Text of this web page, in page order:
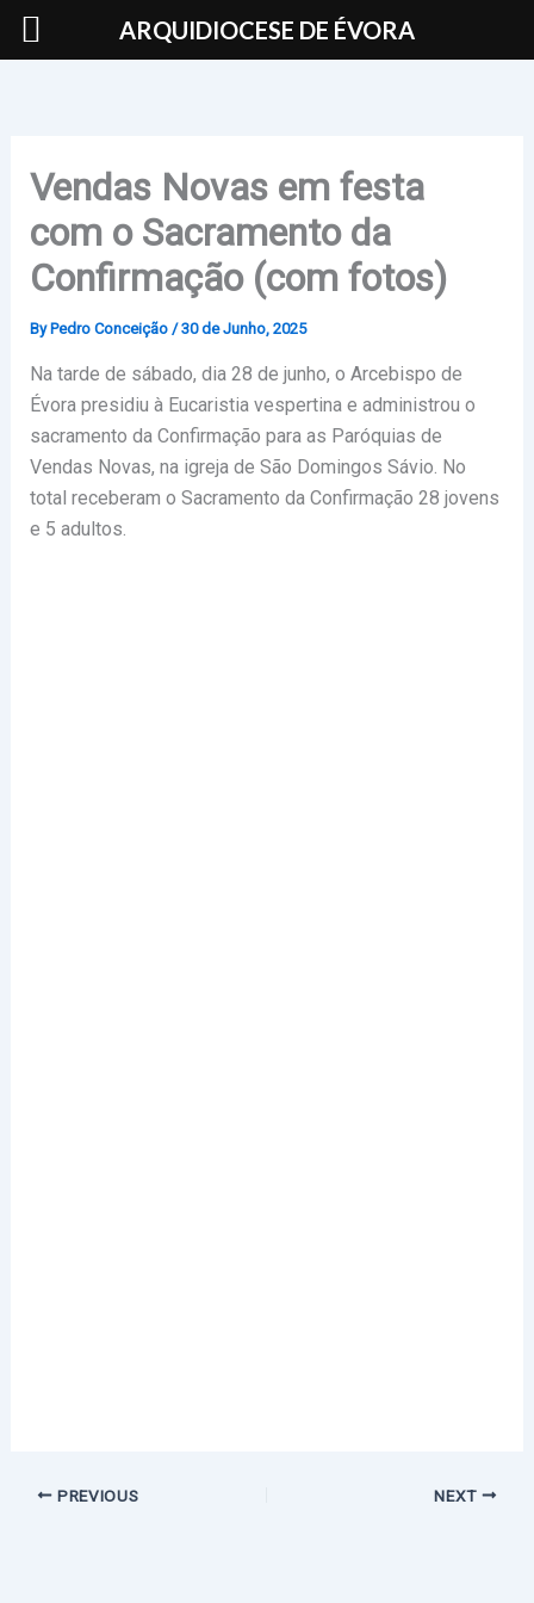
Skip
Vendas Novas em festa
com o Sacramento da
Confirmação (com fotos)
By Pedro Conceição /30 de Junho, 2025
Na tarde de sábado, dia 28 de junho, o Arcebispo de
Évora presidiu à Eucaristia vespertina e administrou o
sacramento da Confirmação para as Paróquias de
Vendas Novas, na igreja de São Domingos Sávio. No
total receberam o Sacramento da Confirmação 28 jovens
e 5 adultos.
PREVIOUS NEXT
ARQUIDIOCESE DE ÉVORA